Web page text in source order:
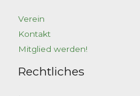
Verein
Kontakt
Mitglied werden!
Rechtliches